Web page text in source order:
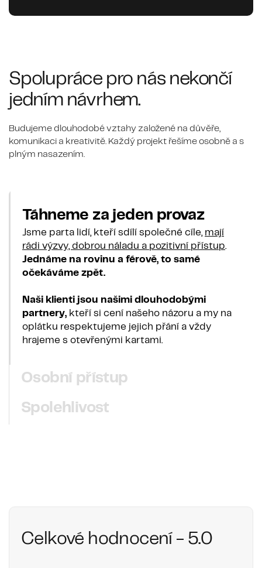
Spolupráce pro nás nekončí
jedním návrhem.
Budujeme dlouhodobé vztahy založené na důvěře,
komunikaci a kreativitě. Každý projekt řešíme osobně a s
plným nasazením.
Táhneme za jeden provaz
Jsme parta lidí, kteří sdílí společné cíle, mají
rádi výzvy, dobrou náladu a pozitivní přístup.
Jednáme na rovinu a férově, to samé
očekáváme zpět.
Naši klienti jsou našimi dlouhodobými
partnery, kteří si cení našeho názoru a my na
oplátku respektujeme jejich přání a vždy
hrajeme s otevřenými kartami.
Osobní přístup
Spolehlivost
Celkové hodnocení - 5.0